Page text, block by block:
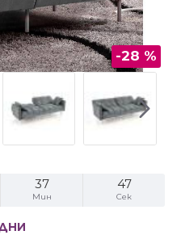
-28 %
37
Мин
46
Сек